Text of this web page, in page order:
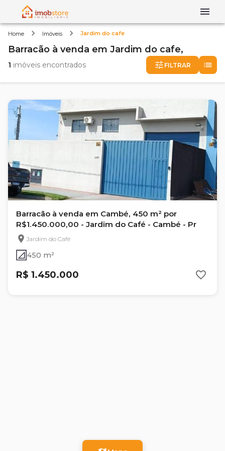
Home Imóveis Jardim do cafe
Barracão à venda em Jardim do cafe,
1 imóveis encontrados FILTRAR
Barracão à venda em Cambé, 450 m² por
R$1.450.000,00 - Jardim do Café - Cambé - Pr
Jardim do Café
450 m²
R$ 1.450.000